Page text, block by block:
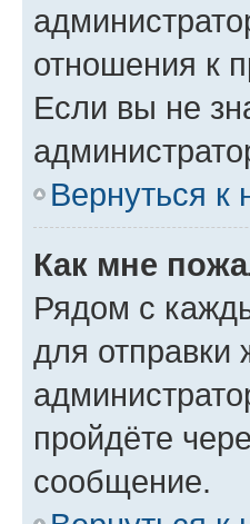
отношения к
Если вы не
Вернуться к
Как мне
Рядом с
для отправки
пройдёте
сообщение.